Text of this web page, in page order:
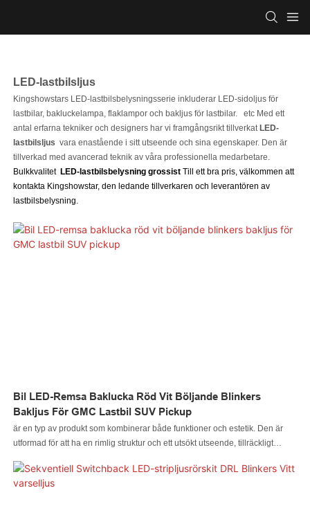
LED-lastbilsljus
Kingshowstars LED-lastbilsbelysningsserie inkluderar LED-sidoljus för
lastbilar, bakluckelampa, flaklampor och bakljus för lastbilar.
etc Med ett
antal erfarna tekniker och designers har vi framgångsrikt tillverkatLED-
lastbilsljus vara enastående i sitt utseende och sina egenskaper. Den är
tillverkad med avancerad teknik av våra professionella medarbetare.
Bulkkvalitet LED-lastbilsbelysning grossistTill ett bra pris, välkommen att
kontakta Kingshowstar, den ledande tillverkaren och leverantören av
lastbilsbelysning.
Bil LED-Remsa Baklucka Röd Vit Böljande Blinkers
Bakljus För GMC Lastbil SUV Pickup
är en typ av produkt som kombinerar både funktioner och estetik. Den är
utformad för att ha en rimlig struktur och ett utsökt utseende, tillräckligt
klarat kvalitetstesterna, är den speciell med utmärkt prestanda